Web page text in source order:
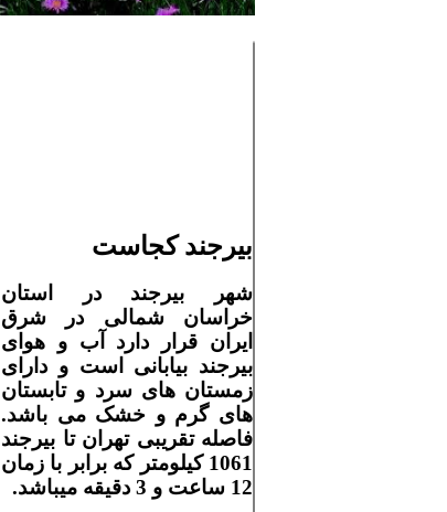
بیرجندکجاست
شهر بیرجند در
استان
خراسان شمالی در
شرق
ایران قرار دارد آب و هوای
بیرجند بیابانی است و دارای
زمستان های سرد و تابستان
های گرم و خشک می باشد.
فاصله تقریبی تهران تا بیرجند
1061 کیلومتر که برابر با زمان
12 ساعت و 3 دقیقه میباشد.